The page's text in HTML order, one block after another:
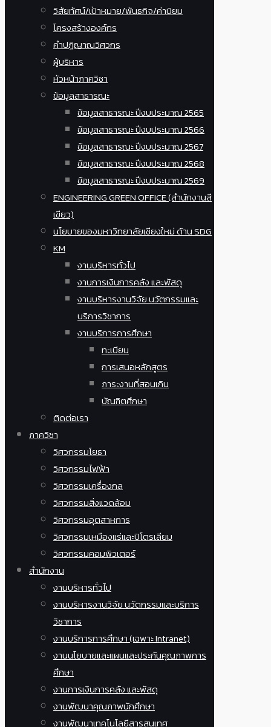
วิสัยทัศน์/เป้าหมาย/พันธกิจ/ค่านิยม
โครงสร้างองค์กร
คำปฏิญาณวิศวกร
ผู้บริหาร
หัวหน้าภาควิชา
ข้อมูลสาธารณะ
ข้อมูลสาธารณะ ปีงบประมาณ 2565
ข้อมูลสาธารณะ ปีงบประมาณ 2566
ข้อมูลสาธารณะ ปีงบประมาณ 2567
ข้อมูลสาธารณะ ปีงบประมาณ 2568
ข้อมูลสาธารณะ ปีงบประมาณ 2569
ENGINEERING GREEN OFFICE (สำนักงานสี
เขียว)
นโยบายของมหาวิทยาลัยเชียงใหม่ ด้าน SDG
KM
งานบริหารทั่วไป
งานการเงินการคลัง และพัสดุ
งานบริหารงานวิจัย นวัตกรรมและ
บริการวิชาการ
งานบริการการศึกษา
ทะเบียน
การเสนอหลักสูตร
ภาระงานที่สอนเกิน
บัณฑิตศึกษา
ติดต่อเรา
ภาควิชา
วิศวกรรมโยธา
วิศวกรรมไฟฟ้า
วิศวกรรมเครื่องกล
วิศวกรรมสิ่งแวดล้อม
วิศวกรรมอุตสาหการ
วิศวกรรมเหมืองแร่และปิโตรเลียม
วิศวกรรมคอมพิวเตอร์
สำนักงาน
งานบริหารทั่วไป
งานบริหารงานวิจัย นวัตกรรมและบริการ
วิชาการ
งานบริการการศึกษา (เฉพาะ Intranet)
งานนโยบายและแผนและประกันคุณภาพการ
ศึกษา
งานการเงินการคลัง และพัสดุ
งานพัฒนาคุณภาพนักศึกษา
งานพัฒนาเทคโนโลยีสารสนเทศ